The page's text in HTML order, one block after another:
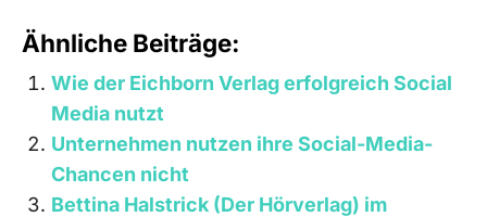
Ähnliche Beiträge:
Wie der Eichborn Verlag erfolgreich Social
Media nutzt
Unternehmen nutzen ihre Social-Media-
Chancen nicht
Bettina Halstrick (Der Hörverlag) im